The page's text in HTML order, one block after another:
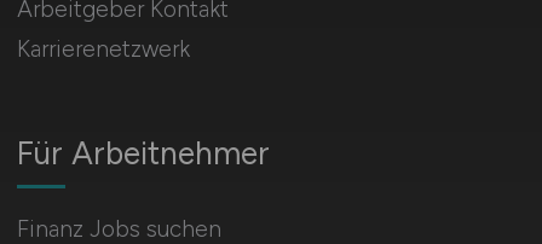
Für Arbeitnehmer
Finanz Jobs suchen
Arbeitgeber Kontakt
Karrierenetzwerk